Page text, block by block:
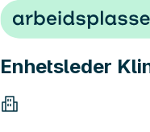
Hopp til innhold
Enhetsleder